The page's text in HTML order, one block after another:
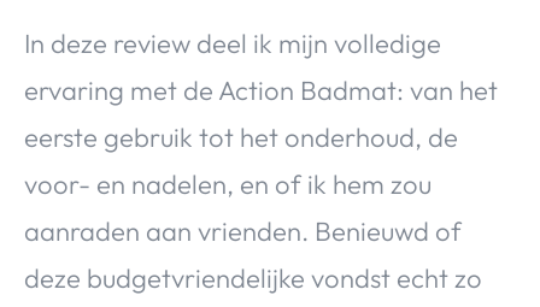
In deze review deel ik mijn volledige
ervaring met de Action Badmat: van het
eerste gebruik tot het onderhoud, de
voor- en nadelen, en of ik hem zou
aanraden aan vrienden. Benieuwd of
deze budgetvriendelijke vondst echt zo